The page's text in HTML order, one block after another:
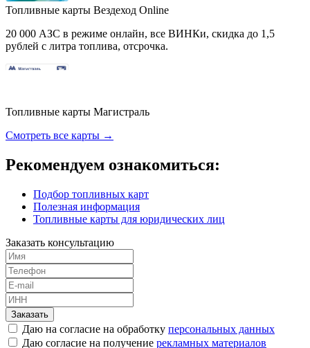
Топливные карты Вездеход Online
20 000 АЗС в режиме онлайн, все ВИНКи, скидка до 1,5
рублей с литра топлива, отсрочка.
Топливные карты Магистраль
Смотреть все карты →
Рекомендуем ознакомиться:
Подбор топливных карт
Полезная информация
Топливные карты для юридических лиц
Заказать консультацию
Заказать
Даю на согласие на обработку персональных данных
Даю согласие на получение рекламных материалов